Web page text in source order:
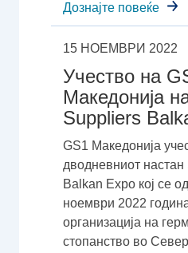
Дознајте повеќе
15 НОЕМВРИ 2022
Учество на
Македонија
Suppliers
GS1 Македонија
дводневниот
Balkan Expo кој се
ноември 2022
организација на
стопанство во